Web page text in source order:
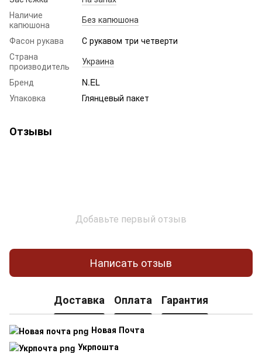
Наличие
капюшона
Без капюшона
Фасон рукава
С рукавом три четверти
Страна
производитель
Украина
Бренд
N.EL
Упаковка
Глянцевый пакет
Отзывы
Добавьте первый отзыв
Написать отзыв
Доставка Оплата Гарантия
Новая Почта
Укрпошта